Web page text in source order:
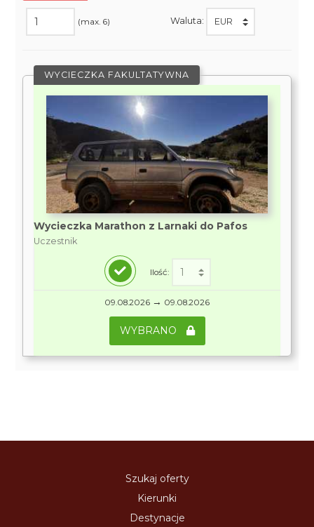
(max. 6) Waluta:
WYCIECZKA FAKULTATYWNA
Wycieczka Marathon z Larnaki do Pafos
Uczestnik
Ilość:
09.08.2026 → 09.08.2026
WYBRANO
Szukaj oferty
Kierunki
Destynacje